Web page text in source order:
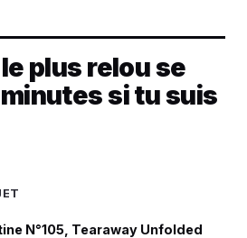
plus relou se
si tu suis
N°105, Tearaway Unfolded